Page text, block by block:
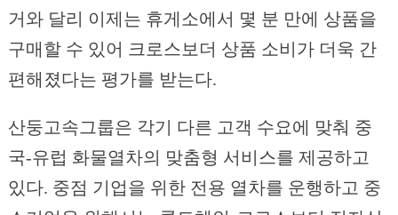
거와 달리 이제는 휴게소에서 몇 분 만에 상품을
구매할 수 있어 크로스보더 상품 소비가 더욱 간
편해졌다는 평가를 받는다.
산둥고속그룹은 각기 다른 고객 수요에 맞춰 중
국-유럽 화물열차의 맞춤형 서비스를 제공하고
있다. 중점 기업을 위한 전용 열차를 운행하고 중